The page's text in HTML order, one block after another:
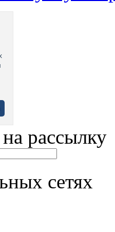
рассылку
сетях